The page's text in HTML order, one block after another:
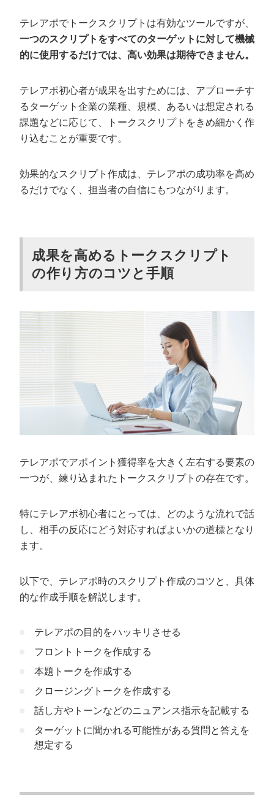
テレアポでトークスクリプトは有効なツールですが、
一つのスクリプトをすべてのターゲットに対して機械
的に使用するだけでは、高い効果は期待できません。
テレアポ初心者が成果を出すためには、アプローチす
るターゲット企業の業種、規模、あるいは想定される
課題などに応じて、トークスクリプトをきめ細かく作
り込むことが重要です。
効果的なスクリプト作成は、テレアポの成功率を高め
るだけでなく、担当者の自信にもつながります。
成果を高めるトークスクリプト
の作り方のコツと手順
テレアポでアポイント獲得率を大きく左右する要素の
一つが、練り込まれたトークスクリプトの存在です。
特にテレアポ初心者にとっては、どのような流れで話
し、相手の反応にどう対応すればよいかの道標となり
ます。
以下で、テレアポ時のスクリプト作成のコツと、具体
的な作成手順を解説します。
テレアポの目的をハッキリさせる
フロントトークを作成する
本題トークを作成する
クロージングトークを作成する
話し方やトーンなどのニュアンス指示を記載する
ターゲットに聞かれる可能性がある質問と答えを
想定する